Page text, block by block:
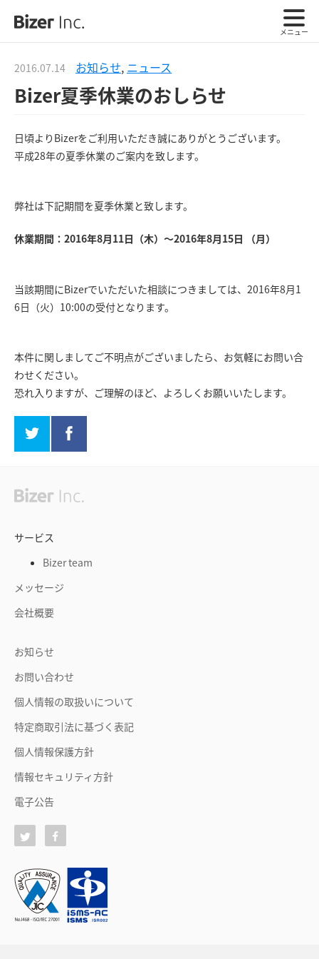
メニュー
2016.07.14 お知らせ, ニュース
Bizer夏季休業のおしらせ
日頃よりBizerをご利用いただき誠にありがとうございます。
平成28年の夏季休業のご案内を致します。
弊社は下記期間を夏季休業と致します。
休業期間：2016年8月11日（木）～2016年8月15日 （月）
当該期間にBizerでいただいた相談につきましては、2016年8月1
6日（火）10:00の受付となります。
本件に関しましてご不明点がございましたら、お気軽にお問い合
わせください。
恐れ入りますが、ご理解のほど、よろしくお願いいたします。
サービス
Bizer team
メッセージ
会社概要
お知らせ
お問い合わせ
個人情報の取扱いについて
特定商取引法に基づく表記
個人情報保護方針
情報セキュリティ方針
電子公告